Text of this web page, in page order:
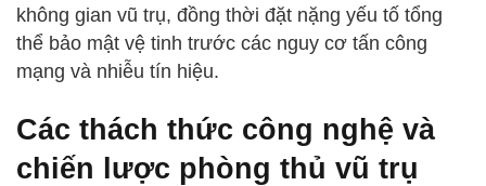
không gian vũ trụ, đồng thời đặt nặng yếu tố tổng
thể bảo mật vệ tinh trước các nguy cơ tấn công
mạng và nhiễu tín hiệu.
Các thách thức công nghệ và
chiến lược phòng thủ vũ trụ